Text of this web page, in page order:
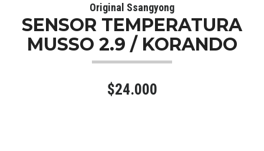
Original Ssangyong
SENSOR TEMPERATURA
MUSSO 2.9 / KORANDO
$24.000